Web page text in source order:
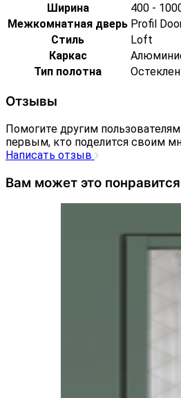
Ширина
400 -
Межкомнатная дверь Profil
Стиль
Loft
Каркас
Тип полотна
Отзывы
Помогите другим
первым, кто поделится своим
Написать отзыв
Вам может это понравится